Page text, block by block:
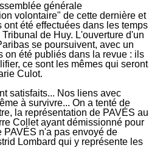
générale
volontaire" de cette dernière et
été effectuées dans les temps
de Huy. L'ouverture d'un
se poursuivent, avec un
on été publiés dans la revue : ils
ce sont les mêmes qui seront
Culot.
satisfaits... Nos liens avec
à survivre... On a tenté de
la représentation de PAVÉS au
Collet ayant démissionné pour
n'a pas envoyé de
Lombard qui y représente les